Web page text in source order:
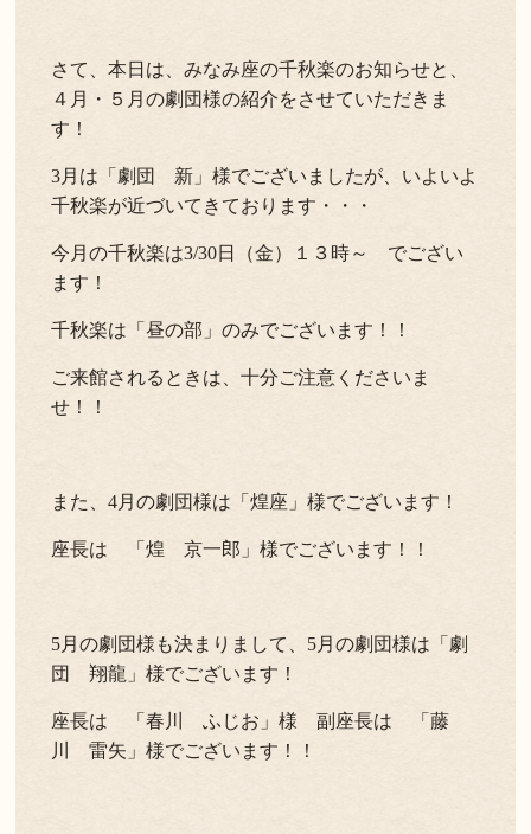
キャンセル/プライバシーポリシー
LANGUAGE
English
さて、本日は、みなみ座の千秋楽のお知らせと、
４月・５月の劇団様の紹介をさせていただきま
す！
3月は「劇団 新」様でございましたが、いよいよ
千秋楽が近づいてきております・・・
今月の千秋楽は3/30日（金）１３時～ でござい
ます！
千秋楽は「昼の部」のみでございます！！
ご来館されるときは、十分ご注意くださいま
せ！！
また、4月の劇団様は「煌座」様でございます！
座長は 「煌 京一郎」様でございます！！
5月の劇団様も決まりまして、5月の劇団様は「劇
団 翔龍」様でございます！
座長は 「春川 ふじお」様 副座長は 「藤
川 雷矢」様でございます！！